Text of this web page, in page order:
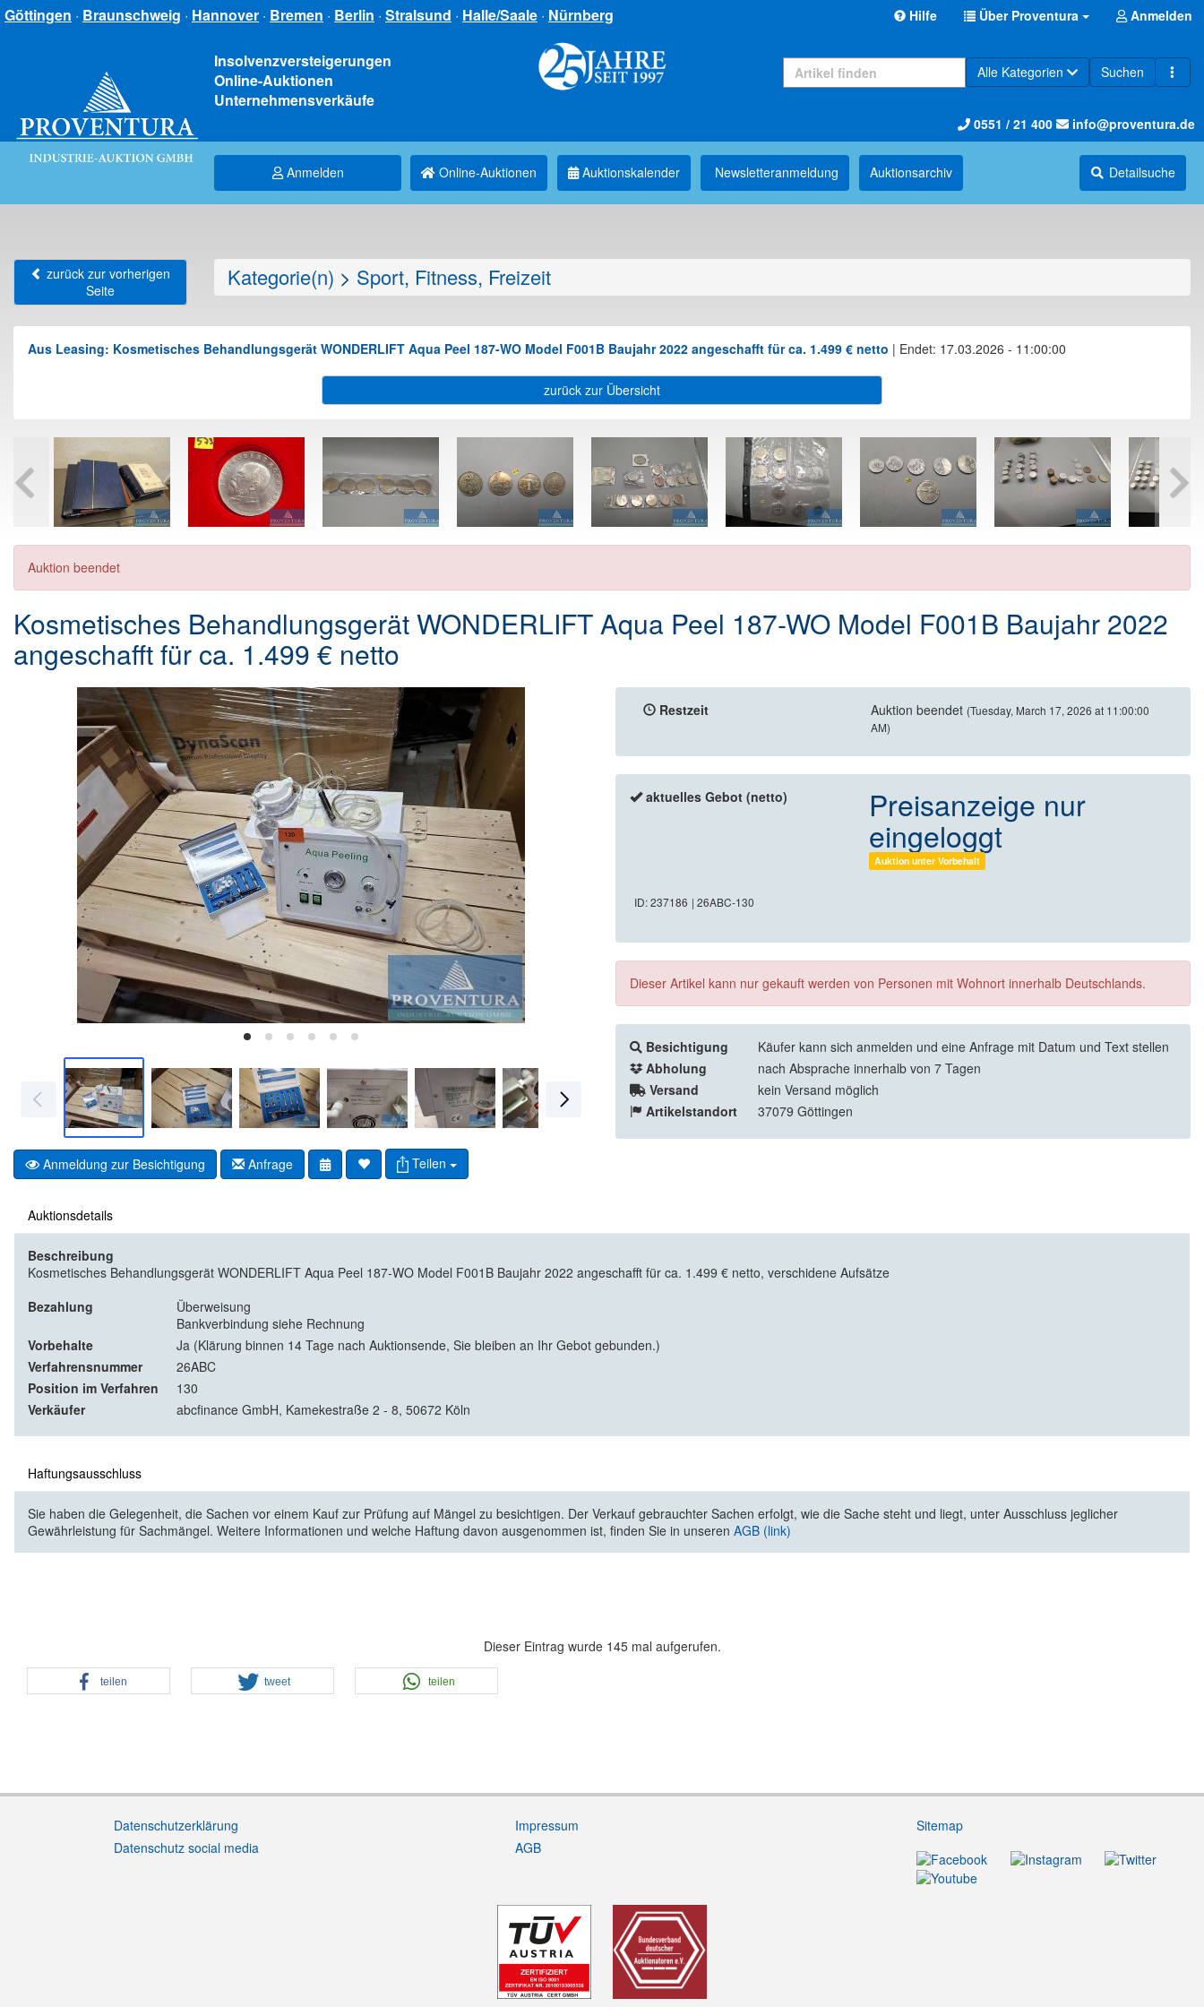
Göttingen · Braunschweig · Hannover · Bremen · Berlin · Stralsund · Halle/Saale · Nürnberg Hilfe Über Proventura Anmelden
Insolvenzversteigerungen
Online-Auktionen
Unternehmensverkäufe
Alle Kategorien Suchen
0551 / 21 400 info@proventura.de
Anmelden Online-Auktionen Auktionskalender Newsletter­anmeldung Auktions­archiv Detailsuche
zurück zur vorherigen
Seite
Kategorie(n) > Sport, Fitness, Freizeit
Aus Leasing: Kosmetisches Behandlungsgerät WONDERLIFT Aqua Peel 187-WO Model F001B Baujahr 2022 angeschafft für ca. 1.499 € netto | Endet: 17.03.2026 - 11:00:00
zurück zur Übersicht
Auktion beendet
Kosmetisches Behandlungsgerät WONDERLIFT Aqua Peel 187-WO Model F001B Baujahr 2022
angeschafft für ca. 1.499 € netto
Anmeldung zur Besichtigung Anfrage Teilen
Restzeit Auktion beendet (Tuesday, March 17, 2026 at 11:00:00
AM)
aktuelles Gebot (netto) Preisanzeige nur
eingeloggt
Auktion unter Vorbehalt
ID: 237186 | 26ABC-130
Dieser Artikel kann nur gekauft werden von Personen mit Wohnort innerhalb Deutschlands.
Besichtigung
Käufer kann sich anmelden und eine Anfrage mit Datum und Text stellen
Abholung
nach Absprache innerhalb von 7 Tagen
Versand
kein Versand möglich
Artikelstandort
37079 Göttingen
Auktionsdetails
Beschreibung
Kosmetisches Behandlungsgerät WONDERLIFT Aqua Peel 187-WO Model F001B Baujahr 2022 angeschafft für ca. 1.499 € netto, verschidene Aufsätze
Bezahlung
Überweisung
Bankverbindung siehe Rechnung
Vorbehalte
Ja (Klärung binnen 14 Tage nach Auktionsende, Sie bleiben an Ihr Gebot gebunden.)
Verfahrensnummer
26ABC
Position im Verfahren
130
Verkäufer
abcfinance GmbH, Kamekestraße 2 - 8, 50672 Köln
Haftungsausschluss
Sie haben die Gelegenheit, die Sachen vor einem Kauf zur Prüfung auf Mängel zu besichtigen. Der Verkauf gebrauchter Sachen erfolgt, wie die Sache steht und liegt, unter Ausschluss jeglicher
Gewährleistung für Sachmängel. Weitere Informationen und welche Haftung davon ausgenommen ist, finden Sie in unseren AGB (link)
Dieser Eintrag wurde 145 mal aufgerufen.
teilen tweet teilen
Datenschutzerklärung
Datenschutz social media
Impressum
AGB
Sitemap